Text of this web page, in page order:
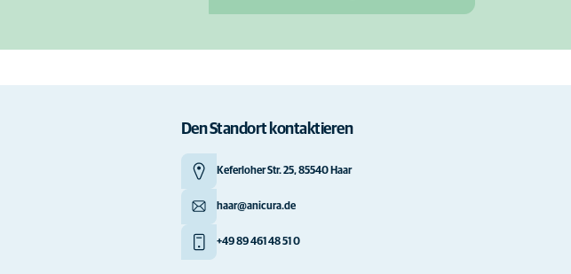
Den Standort kontaktieren
Keferloher Str. 25, 85540 Haar
haar@anicura.de
+49 89 461 48 51 0